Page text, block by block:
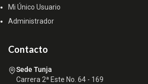
Mi Único Usuario
Administrador
Contacto
Sede Tunja
Carrera 2ª Este No. 64 - 169